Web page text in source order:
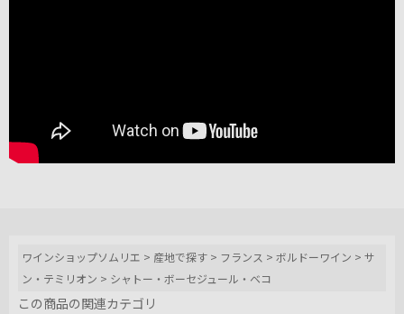
ワインショップソムリエ > 産地で探す > フランス >ボルドーワイン >サ
ン・テミリオン > シャトー・ボーセジュール・ベコ
この商品の関連カテゴリ